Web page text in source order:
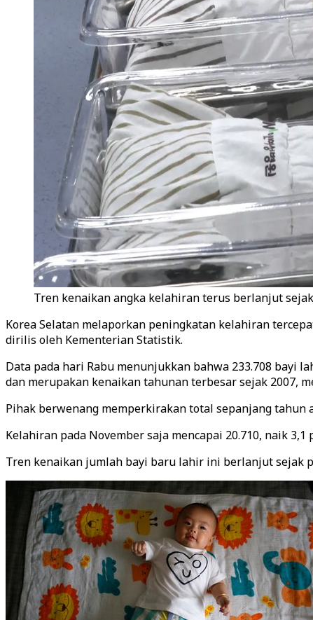
Tren kenaikan angka kelahiran terus berlanjut
Korea Selatan melaporkan peningkatan kelahiran
dirilis oleh Kementerian Statistik.
Data pada hari Rabu menunjukkan bahwa 233.708 bayi
dan merupakan kenaikan tahunan terbesar sejak 2007,
Pihak berwenang memperkirakan total sepanjang
Kelahiran pada November saja mencapai 20.710, naik
Tren kenaikan jumlah bayi baru lahir ini berlanjut sejak